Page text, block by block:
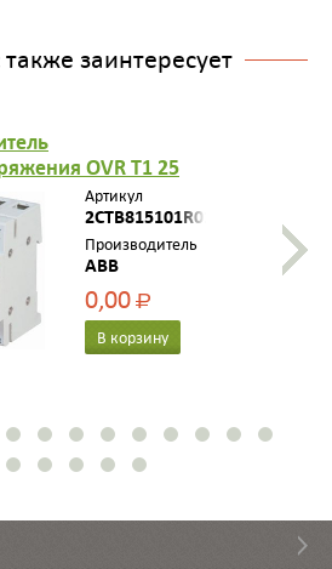
заинтересует
OVR T1 25
Артикул
2CTB815101R0100
Производитель
ABB
0,00Р
В корзину